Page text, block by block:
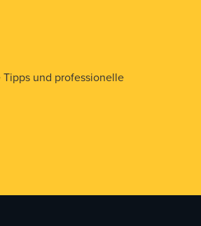
und professionelle